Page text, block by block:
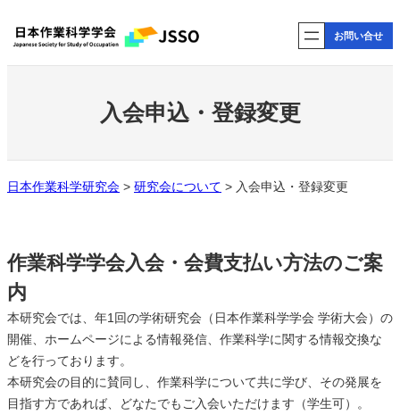
容
お問い合せ
入会申込・登録変更
日本作業科学研究会 > 研究会について > 入会申込・登録変更
作業科学学会入会・会費支払い方法のご案
内
本研究会では、年1回の学術研究会（日本作業科学学会 学術大会）の
開催、ホームページによる情報発信、作業科学に関する情報交換な
どを行っております。
本研究会の目的に賛同し、作業科学について共に学び、その発展を
目指す方であれば、どなたでもご入会いただけます（学生可）。